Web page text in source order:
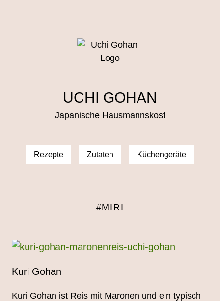
UCHI GOHAN
Japanische Hausmannskost
Rezepte Zutaten Küchengeräte
#MIRI
Kuri Gohan
Kuri Gohan ist Reis mit Maronen und ein typisch